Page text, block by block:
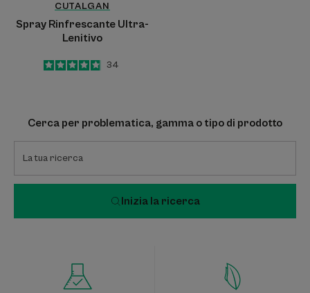
CUTALGAN
Spray Rinfrescante Ultra-
Lenitivo
4.9
/
5
34
Cerca per problematica, gamma o tipo di prodotto
Inizia la ricerca